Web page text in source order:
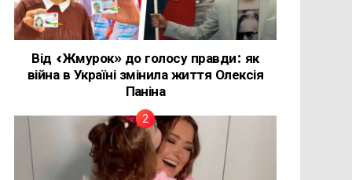
Від «Жмурок» до голосу правди: як
війна в Україні змінила життя Олексія
Паніна